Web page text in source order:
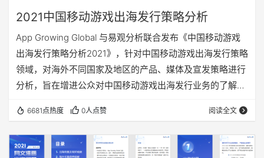
2021中国移动游戏出海发行策略分析
App Growing Global 与易观分析联合发布《中国移动游戏
出海发行策略分析2021》，针对中国移动游戏出海发行策略
领域，对海外不同国家及地区的产品、媒体及宣发策略进行
分析，旨在增进公众对中国移动游戏出海发行业务的了解，
动游戏出海发行策略分析2021》共计55页，以下为部分内
容节选。👇下滑至文末👇扫码添加Bill小助手获取55页完整版
报告 01 海外市场与产品洞察 在疫情影响下，结合部分爆
6681点热度 0人点赞 阅读全文